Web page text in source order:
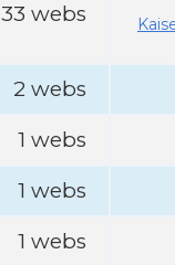
33 webs
2 webs
1 webs
1 webs
1 webs